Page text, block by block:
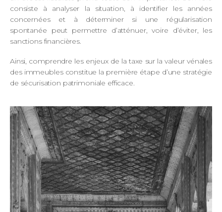
consiste à analyser la situation, à identifier les années
concernées et à déterminer si une régularisation
spontanée peut permettre d’atténuer, voire d’éviter, les
sanctions financières.
Ainsi, comprendre les enjeux de la taxe sur la valeur vénales
des immeubles constitue la première étape d’une stratégie
de sécurisation patrimoniale efficace.